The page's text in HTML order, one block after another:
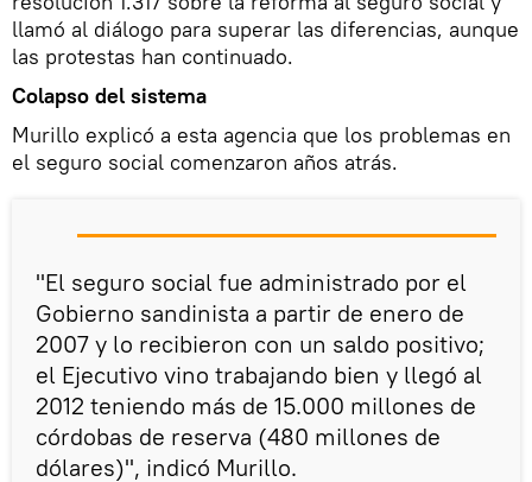
llamó al diálogo para superar las diferencias, aunque
las protestas han continuado.
Colapso del sistema
Murillo explicó a esta agencia que los problemas en
el seguro social comenzaron años atrás.
"El seguro social fue administrado por el
Gobierno sandinista a partir de enero de
2007 y lo recibieron con un saldo positivo;
el Ejecutivo vino trabajando bien y llegó al
2012 teniendo más de 15.000 millones de
córdobas de reserva (480 millones de
dólares)", indicó Murillo.